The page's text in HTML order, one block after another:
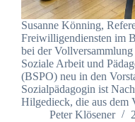
Susanne Könning,
Freiwilligendiensten im
bei der
Soziale Arbeit und
(BSPO) neu in den
Sozialpädagogin ist
Hilgedieck, die aus dem
Peter Klösener